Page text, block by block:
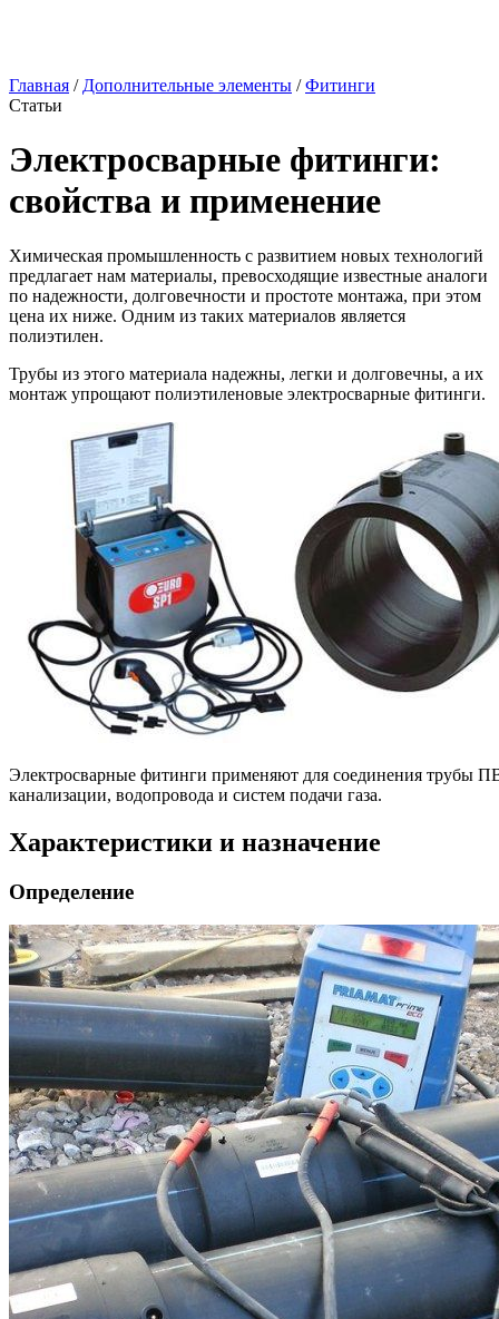
Главная / Дополнительные элементы /Фитинги
Статьи
Электросварные фитинги:
свойства и применение
Химическая промышленность с развитием новых технологий
предлагает нам материалы, превосходящие известные аналоги
по надежности, долговечности и простоте монтажа, при этом
цена их ниже. Одним из таких материалов является
полиэтилен.
Трубы из этого материала надежны, легки и долговечны, а их
монтаж упрощают полиэтиленовые электросварные фитинги.
Электросварные фитинги применяют для соединения трубы
канализации, водопровода и систем подачи газа.
Характеристики и назначение
Определение